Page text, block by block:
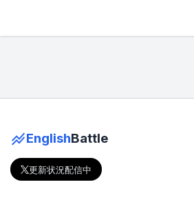
EnglishBattle
更新状況配信中